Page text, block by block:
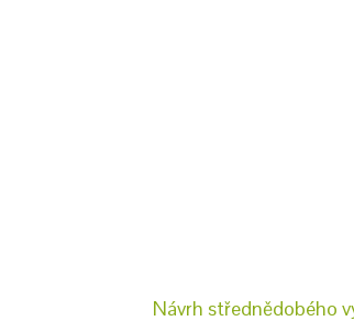
Návrh střednědobého